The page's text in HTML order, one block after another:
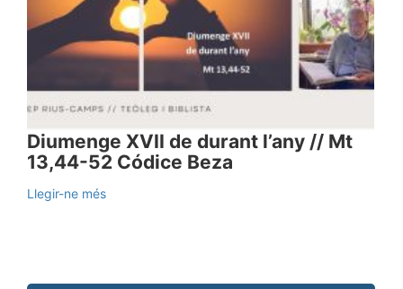
Diumenge XVII de durant l’any // Mt
13,44-52 Códice Beza
Llegir-ne més